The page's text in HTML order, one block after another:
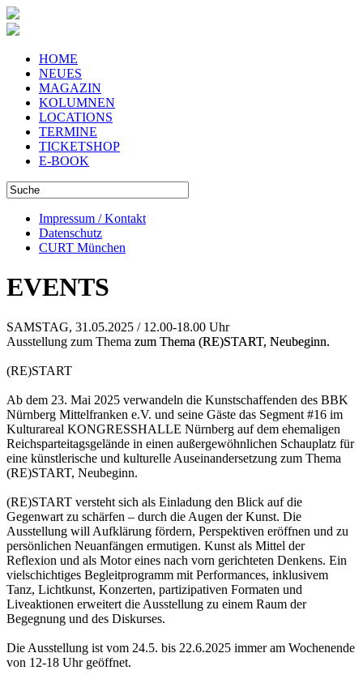
HOME
NEUES
MAGAZIN
KOLUMNEN
LOCATIONS
TERMINE
TICKETSHOP
E-BOOK
Impressum / Kontakt
Datenschutz
CURT München
EVENTS
SAMSTAG, 31.05.2025 / 12.00-18.00 Uhr
Ausstellung zum Thema zum Thema (RE)START, Neubeginn.
(RE)START
Ab dem 23. Mai 2025 verwandeln die Kunstschaffenden des BBK
Nürnberg Mittelfranken e.V. und seine Gäste das Segment #16 im
Kulturareal KONGRESSHALLE Nürnberg auf dem ehemaligen
Reichsparteitagsgelände in einen außergewöhnlichen Schauplatz für
eine künstlerische und kulturelle Auseinandersetzung zum Thema
(RE)START, Neubeginn.
(RE)START versteht sich als Einladung den Blick auf die
Gegenwart zu schärfen – durch die Augen der Kunst. Die
Ausstellung will Aufklärung fördern, Perspektiven eröffnen und zu
persönlichen Neuanfängen ermutigen. Kunst als Mittel der
Reflexion und als Motor eines nach vorn gerichteten Denkens. Ein
vielschichtiges Begleitprogramm mit Performances, inklusivem
Tanz, Lichtkunst, Konzerten, partizipativen Formaten und
Liveaktionen erweitert die Ausstellung zu einem Raum der
Begegnung und des Diskurses.
Die Ausstellung ist vom 24.5. bis 22.6.2025 immer am Wochenende
von 12-18 Uhr geöffnet.